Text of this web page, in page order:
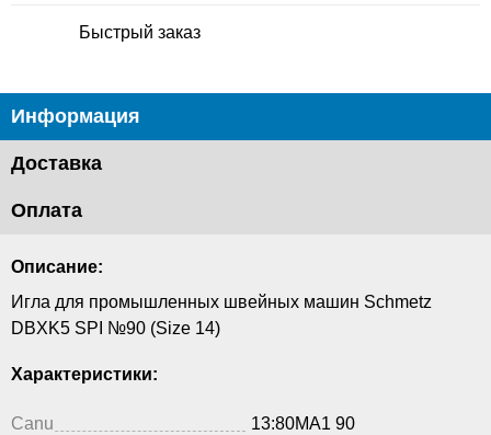
Быстрый заказ
Информация
Доставка
Оплата
Описание:
Игла для промышленных швейных машин Schmetz
DBXK5 SPI №90 (Size 14)
Характеристики:
Canu 13:80MA1 90